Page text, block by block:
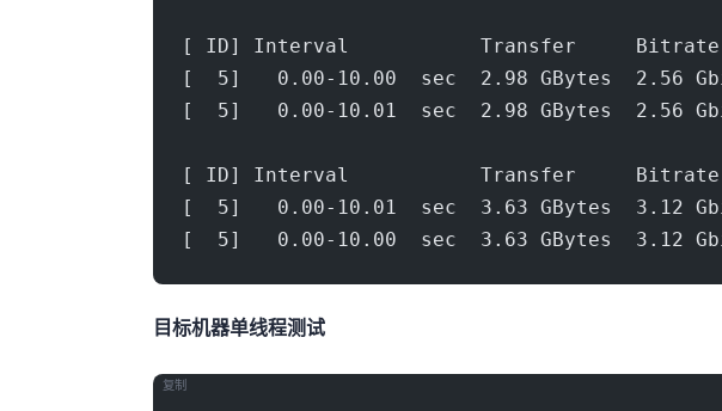
[ ID] Interval           Transfer
[  5]   0.00-10.00  sec  2.98 GBytes  2.56
[  5]   0.00-10.01  sec  2.98 GBytes
[ ID] Interval           Transfer
[  5]   0.00-10.01  sec  3.63 GBytes  3.12
[  5]   0.00-10.00  sec  3.63 GBytes
目标机器 IPERF3单线程测试
复制